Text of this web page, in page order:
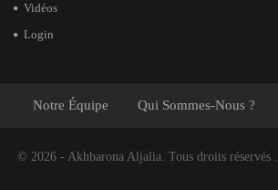
Vidéos
Login
Notre Équipe Qui Sommes-Nous ?
© 2026 - Akhbarona Aljalia. Tous droits réservés .